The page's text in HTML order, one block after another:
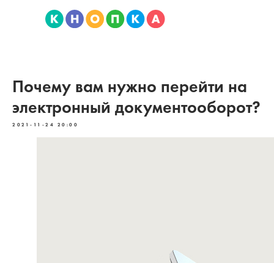
Почему вам нужно перейти на
электронный документооборот?
2021-11-24 20:00